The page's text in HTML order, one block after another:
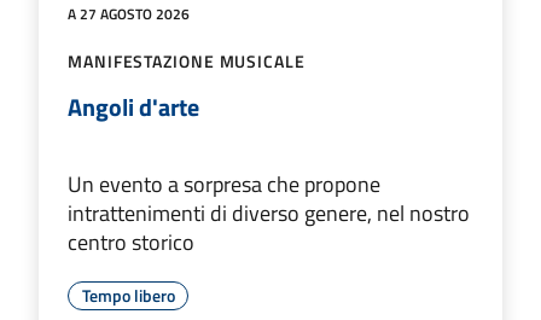
A 27 AGOSTO 2026
MANIFESTAZIONE MUSICALE
Angoli d'arte
Un evento a sorpresa che propone
intrattenimenti di diverso genere, nel nostro
centro storico
Tempo libero